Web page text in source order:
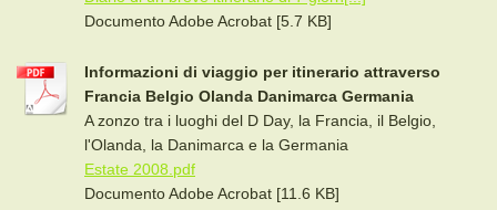
Documento Adobe Acrobat [5.7 KB]
Informazioni di viaggio per itinerario attraverso
Francia Belgio Olanda Danimarca Germania
A zonzo tra i luoghi del D Day, la Francia, il Belgio,
l'Olanda, la Danimarca e la Germania
Estate 2008.pdf
Documento Adobe Acrobat [11.6 KB]